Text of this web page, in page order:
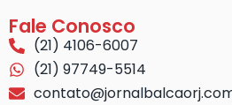
Fale Conosco
(21) 4106-6007
(21) 97749-5514